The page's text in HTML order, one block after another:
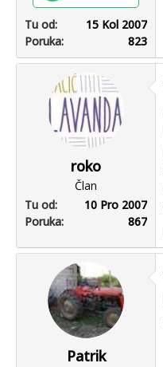
Tu od
15 Kol 2007
Poruka
823
roko
Član
Tu od
10 Pro 2007
Poruka
867
Patrik